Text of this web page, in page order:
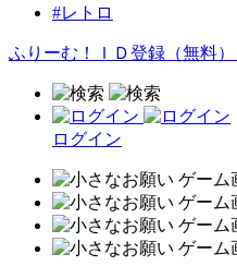
#レトロ
ふりーむ！ＩＤ登録（無料）
ログイン